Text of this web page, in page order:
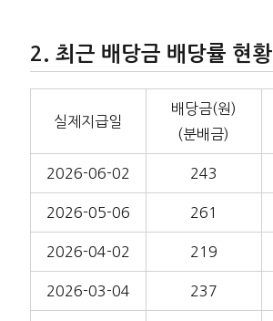
최근 배당금 배당률 현황
실제지급일
배당금(원)
(분배금)
2026-06-02 243
2026-05-06 261
2026-04-02 219
2026-03-04 237